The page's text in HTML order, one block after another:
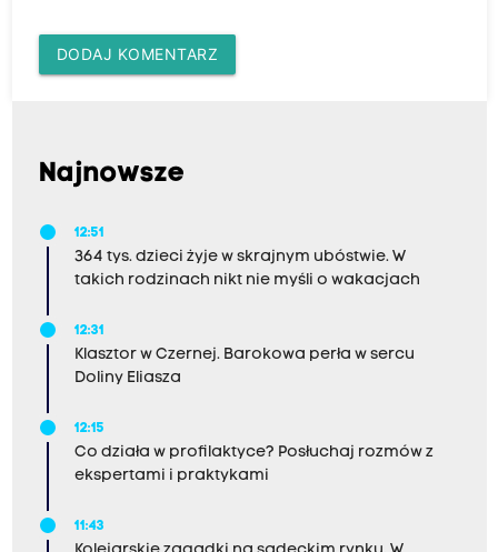
DODAJ KOMENTARZ
Najnowsze
12:51
364 tys. dzieci żyje w skrajnym ubóstwie. W
takich rodzinach nikt nie myśli o wakacjach
12:31
Klasztor w Czernej. Barokowa perła w sercu
Doliny Eliasza
12:15
Co działa w profilaktyce? Posłuchaj rozmów z
ekspertami i praktykami
11:43